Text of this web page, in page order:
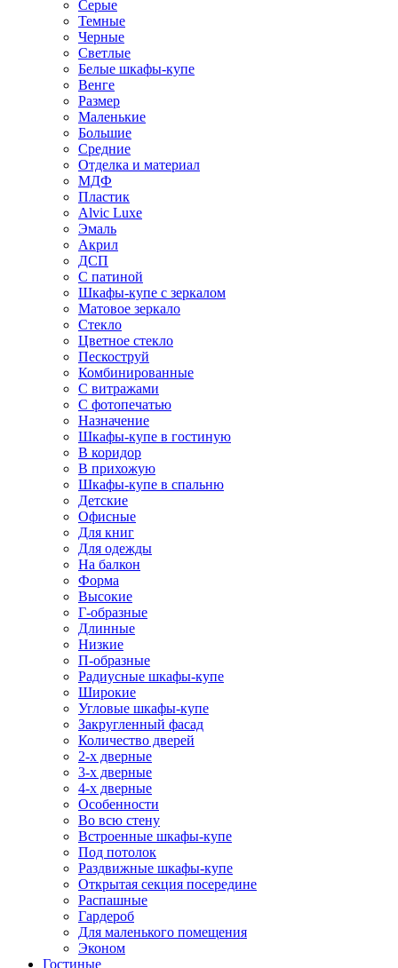
Серые
Темные
Черные
Светлые
Белые шкафы-купе
Венге
Размер
Маленькие
Большие
Средние
Отделка и материал
МДФ
Пластик
Alvic Luxe
Эмаль
Акрил
ДСП
С патиной
Шкафы-купе с зеркалом
Матовое зеркало
Стекло
Цветное стекло
Пескоструй
Комбинированные
С витражами
С фотопечатью
Назначение
Шкафы-купе в гостиную
В коридор
В прихожую
Шкафы-купе в спальню
Детские
Офисные
Для книг
Для одежды
На балкон
Форма
Высокие
Г-образные
Длинные
Низкие
П-образные
Радиусные шкафы-купе
Широкие
Угловые шкафы-купе
Закругленный фасад
Количество дверей
2-х дверные
3-х дверные
4-х дверные
Особенности
Во всю стену
Встроенные шкафы-купе
Под потолок
Раздвижные шкафы-купе
Открытая секция посередине
Распашные
Гардероб
Для маленького помещения
Эконом
Гостиные